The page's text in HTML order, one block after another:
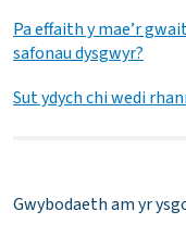
Pa effaith y mae’r
safonau dysgwyr?
Sut ydych chi wedi
Gwybodaeth am yr